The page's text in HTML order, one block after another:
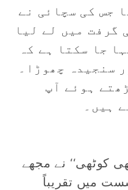
جس کی سچائی نے
گرفت میں لے لیا
جا سکتا ہے کہ
سنجیدہ چھوڑا۔
ہوئے آپ
ہیں۔
کوٹھی‘‘ نے مجھے
میں تقریباً